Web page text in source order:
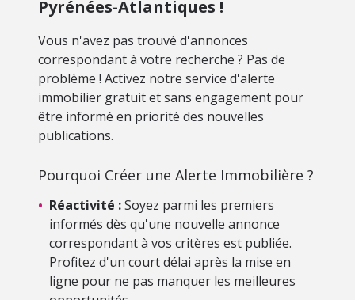
Pyrénées-Atlantiques !
Vous n'avez pas trouvé d'annonces
correspondant à votre recherche ? Pas de
problème ! Activez notre service d'alerte
immobilier gratuit et sans engagement pour
être informé en priorité des nouvelles
publications.
Pourquoi Créer une Alerte Immobilière ?
• Réactivité :Soyez parmi les premiers
informés dès qu'une nouvelle annonce
correspondant à vos critères est publiée.
Profitez d'un court délai après la mise en
ligne pour ne pas manquer les meilleures